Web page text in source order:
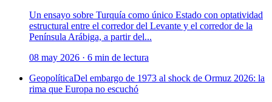
Un ensayo sobre Turquía como único Estado con optatividad
estructural entre el corredor del Levante y el corredor de la
Península Arábiga, a partir del...
08 may 2026 · 6 min de lectura
GeopolíticaDel embargo de 1973 al shock de Ormuz 2026: la
rima que Europa no escuchó